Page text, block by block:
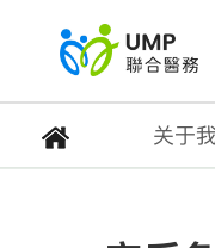
关于